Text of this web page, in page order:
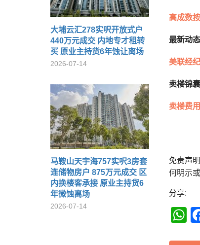
大埔云汇278实呎开放式户
440万元成交 内地专才租转
买 原业主持货6年蚀让离场
2026-07-14
马鞍山天宇海757实呎3房套
连储物房户 875万元成交 区
内换楼客承接 原业主持货6
年微蚀离场
2026-07-14
高成数
最新动态
美联经
卖楼锦囊
卖楼费
免责声
何明示
分享: